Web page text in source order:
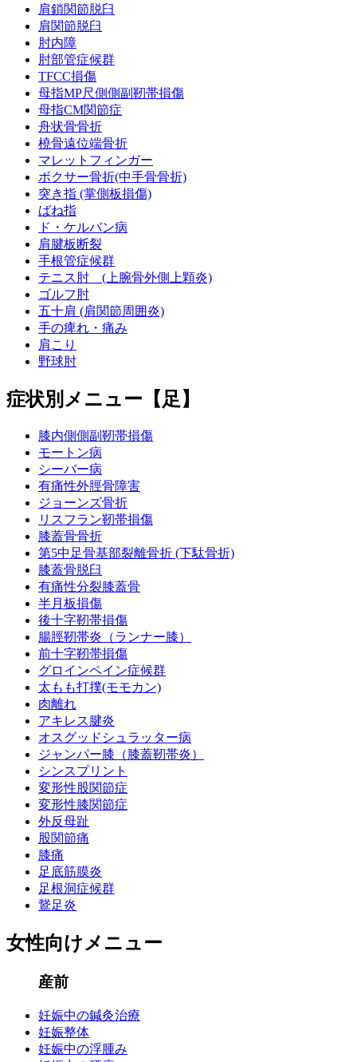
肩鎖関節脱臼
肩関節脱臼
肘内障
肘部管症候群
TFCC損傷
母指MP尺側側副靭帯損傷
母指CM関節症
舟状骨骨折
橈骨遠位端骨折
マレットフィンガー
ボクサー骨折(中手骨骨折)
突き指 (掌側板損傷)
ばね指
ド・ケルバン病
肩腱板断裂
手根管症候群
テニス肘 (上腕骨外側上顆炎)
ゴルフ肘
五十肩 (肩関節周囲炎)
手の痺れ・痛み
肩こり
野球肘
症状別メニュー【足】
膝内側側副靭帯損傷
モートン病
シーバー病
有痛性外脛骨障害
ジョーンズ骨折
リスフラン靭帯損傷
膝蓋骨骨折
第5中足骨基部裂離骨折 (下駄骨折)
膝蓋骨脱臼
有痛性分裂膝蓋骨
半月板損傷
後十字靭帯損傷
腸脛靭帯炎（ランナー膝）
前十字靭帯損傷
グロインペイン症候群
太もも打撲(モモカン)
肉離れ
アキレス腱炎
オスグッドシュラッター病
ジャンパー膝（膝蓋靭帯炎）
シンスプリント
変形性股関節症
変形性膝関節症
外反母趾
股関節痛
膝痛
足底筋膜炎
足根洞症候群
鵞足炎
女性向けメニュー
産前
妊娠中の鍼灸治療
妊娠整体
妊娠中の浮腫み